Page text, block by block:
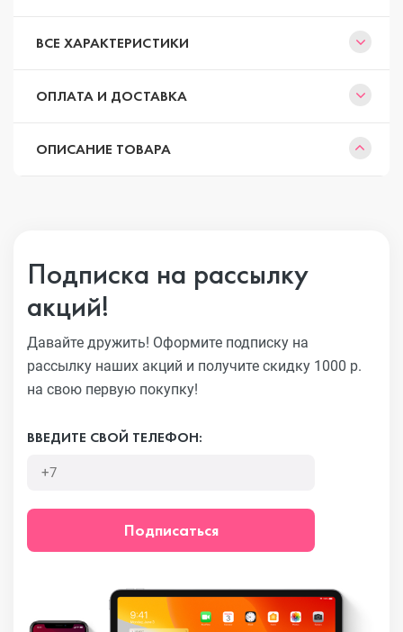
ВСЕ ХАРАКТЕРИСТИКИ
ОПЛАТА И ДОСТАВКА
ОПИСАНИЕ ТОВАРА
Подписка на рассылку
акций!
Давайте дружить! Оформите подписку на
рассылку наших акций и получите скидку 1000 р.
на свою первую покупку!
ВВЕДИТЕ СВОЙ ТЕЛЕФОН:
Подписаться